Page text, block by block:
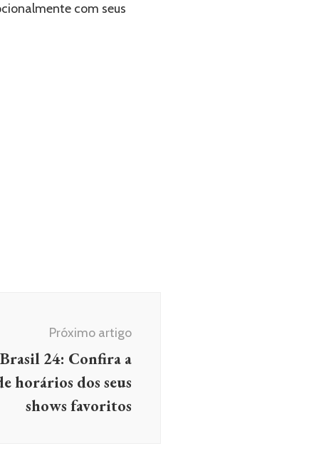
com seus
Próximo artigo
24: Confira a
horários dos seus
shows favoritos